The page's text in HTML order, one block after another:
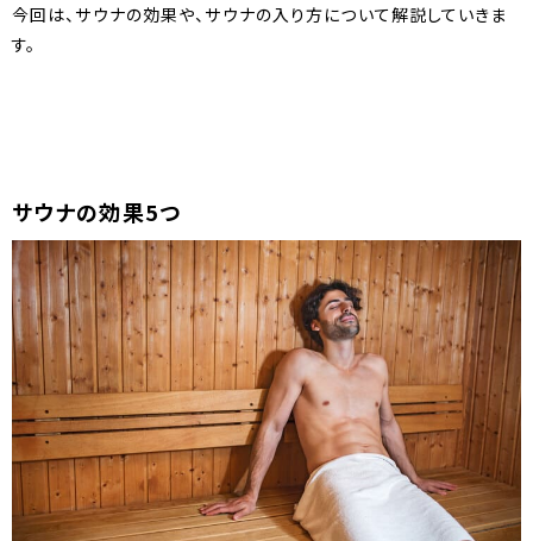
今回は、サウナの効果や、サウナの入り方について解説していきま
す。
サウナの効果5つ